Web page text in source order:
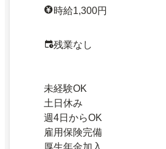
時給1,300円
残業なし
未経験OK
土日休み
週4日からOK
雇用保険完備